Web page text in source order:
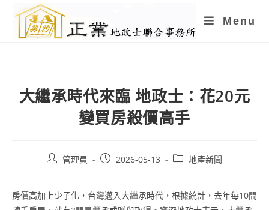
content
Menu
大繼承時代來臨 地政士：花20元
變買房殺價高手
Post管理員
Post 2026-05-13
Post地產新聞
房價高加上少子化，台灣邁入大繼承時代，根據統計，去年每10間